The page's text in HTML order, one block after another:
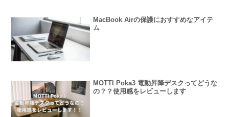
MacBook Airの保護におすすめなアイテ
ム
MOTTI Poka3 電動昇降デスクってどうな
の？？使用感をレビューします